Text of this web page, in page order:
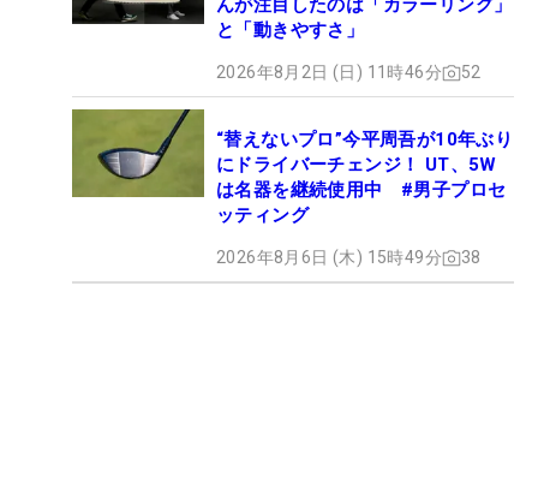
んが注目したのは「カラーリング」
と「動きやすさ」
2026年8月2日 (日) 11時46分 52
“替えないプロ”今平周吾が10年ぶり
にドライバーチェンジ！ UT、5W
は名器を継続使用中 #男子プロセ
ッティング
2026年8月6日 (木) 15時49分 38